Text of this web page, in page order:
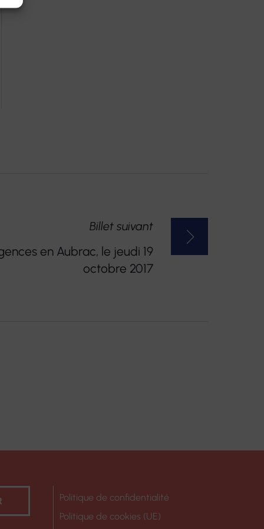
Billet suivant
en Aubrac, le jeudi 19
octobre 2017
Politique de confidentialité
Politique de cookies (UE)